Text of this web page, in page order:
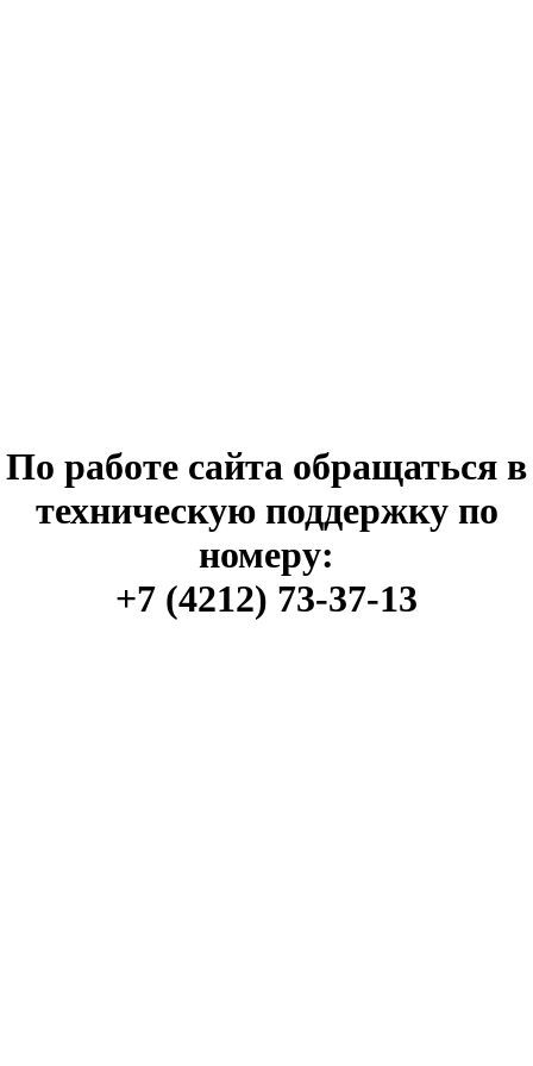
По работе сайта обращаться в
техническую поддержку по
номеру:
+7 (4212) 73-37-13